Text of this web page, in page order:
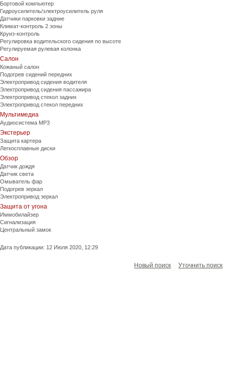
Бортовой компьютер
Гидроусилитель/электроусилитель руля
Датчики парковки задние
Климат-контроль 2 зоны
Круиз-контроль
Регулировка водительского сидения по высоте
Регулируемая рулевая колонка
Салон
Кожаный салон
Подогрев сидений передних
Электропривод сидения водителя
Электропривод сидения пассажира
Электропривод стекол задних
Электропривод стекол передних
Мультимедиа
Аудиосистема MP3
Экстерьер
Защита картера
Легкосплавные диски
Обзор
Датчик дождя
Датчик света
Омыватель фар
Подогрев зеркал
Электропривод зеркал
Защита от угона
Иммобилайзер
Сигнализация
Центральный замок
Дата публикации: 12 Июля 2020, 12:29
Новый поиск Уточнить поиск